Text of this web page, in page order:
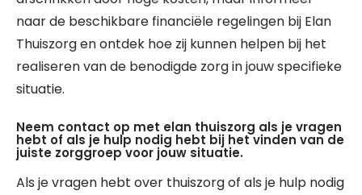
naar de beschikbare financiële regelingen bij Elan
Thuiszorg en ontdek hoe zij kunnen helpen bij het
realiseren van de benodigde zorg in jouw specifieke
situatie.
Neem contact op met elan thuiszorg als je vragen
hebt of als je hulp nodig hebt bij het vinden van de
juiste zorggroep voor jouw situatie.
Als je vragen hebt over thuiszorg of als je hulp nodig